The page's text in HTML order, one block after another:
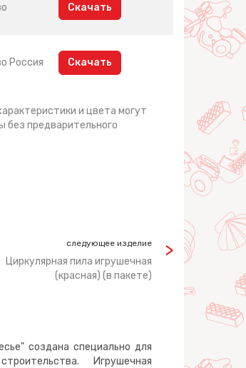
Скачать
Россия
Скачать
и цвета могут
без предварительного
следующее изделие
Циркулярная пила игрушечная
(красная) (в пакете)
создана специально для
Игрушечная